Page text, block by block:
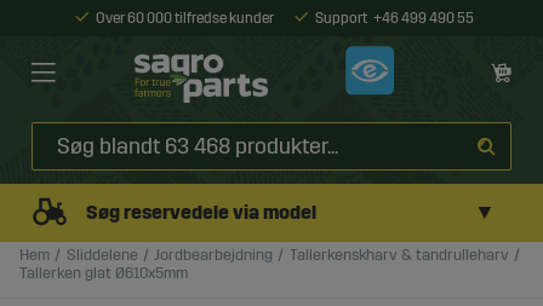
Over 60 000 tilfredse kunder Support +46 499 490 55
Søg reservedele via model ▼
Hem Sliddelene Jordbearbejdning
Tallerkenskharv & tandrulleharv
Tallerken glat Ø610x5mm